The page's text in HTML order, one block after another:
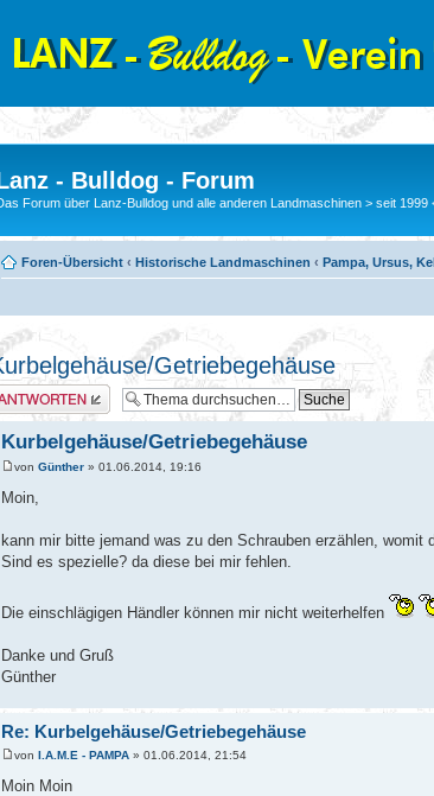
- Bulldog - Forum
Forum über Lanz-Bulldog und alle anderen Landmaschinen > seit
Foren-Übersicht ‹ Historische Landmaschinen ‹ Pampa, Ursus,
Getriebegehäuse
erstellen
Kurbelgehäuse/Getriebegehäuse
von Günther » 01.06.2014, 19:16
Moin,
kann mir bitte jemand was zu den Schrauben erzählen,
Sind es spezielle? da diese bei mir fehlen.
Die einschlägigen Händler können mir nicht weiterhelfen
Danke und Gruß
Günther
Re: Kurbelgehäuse/Getriebegehäuse
von I.A.M.E - PAMPA » 01.06.2014, 21:54
Moin Moin